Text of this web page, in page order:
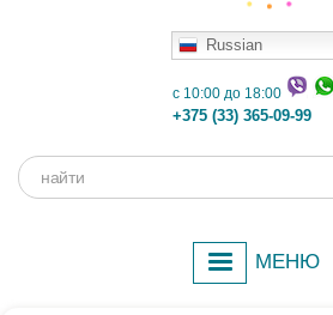
Russian
c 10:00 до 18:00
+375 (33) 365-09-99
Форма
Поиск
МЕНЮ